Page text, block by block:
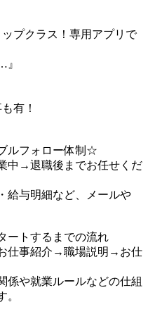
プクラス！専用アプリで
』
有！
ルフォロー体制☆
中→退職後までお任せくだ
給与明細など、メールや
ートするまでの流れ
仕事紹介→職場説明→お仕
係や就業ルールなどの仕組
。